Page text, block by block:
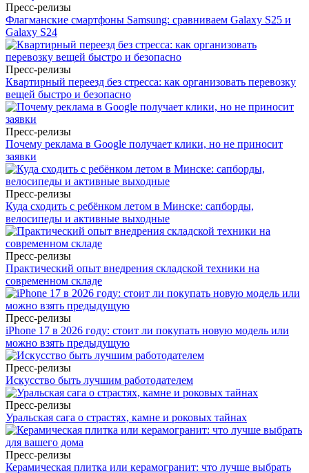
Пресс-релизы
Флагманские смартфоны Samsung: сравниваем Galaxy S25 и
Galaxy S24
Пресс-релизы
Квартирный переезд без стресса: как организовать перевозку
вещей быстро и безопасно
Пресс-релизы
Почему реклама в Google получает клики, но не приносит
заявки
Пресс-релизы
Куда сходить с ребёнком летом в Минске: сапборды,
велосипеды и активные выходные
Пресс-релизы
Практический опыт внедрения складской техники на
современном складе
Пресс-релизы
iPhone 17 в 2026 году: стоит ли покупать новую модель или
можно взять предыдущую
Пресс-релизы
Искусство быть лучшим работодателем
Пресс-релизы
Уральская сага о страстях, камне и роковых тайнах
Пресс-релизы
Керамическая плитка или керамогранит: что лучше выбрать